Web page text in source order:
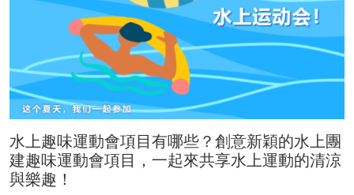
水上趣味運動會項目有哪些？創意新穎的水上團
建趣味運動會項目，一起來共享水上運動的清涼
與樂趣！